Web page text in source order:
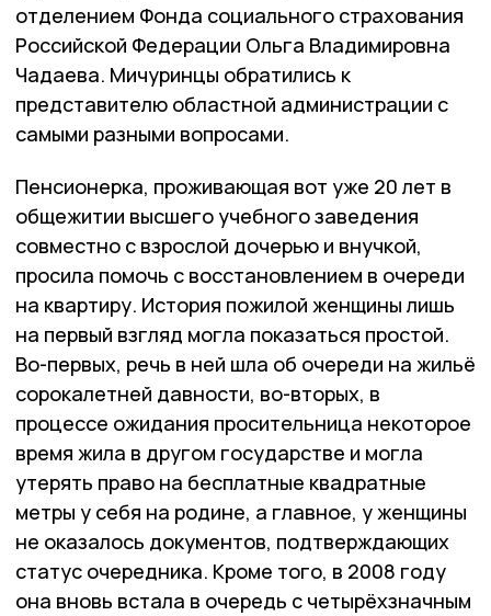
отделением Фонда социального страхования
Российской Федерации Ольга Владимировна
Чадаева. Мичуринцы обратились к
представителю областной администрации с
самыми разными вопросами.
Пенсионерка, проживающая вот уже 20 лет в
общежитии высшего учебного заведения
совместно с взрослой дочерью и внучкой,
просила помочь с восстановлением в очереди
на квартиру. История пожилой женщины лишь
на первый взгляд могла показаться простой.
Во-первых, речь в ней шла об очереди на жильё
сорокалетней давности, во-вторых, в
процессе ожидания просительница некоторое
время жила в другом государстве и могла
утерять право на бесплатные квадратные
метры у себя на родине, а главное, у женщины
не оказалось документов, подтверждающих
статус очередника. Кроме того, в 2008 году
она вновь встала в очередь с четырёхзначным